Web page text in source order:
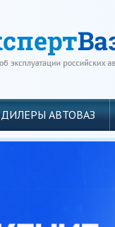
ДИЛЕРЫ АВТОВАЗ